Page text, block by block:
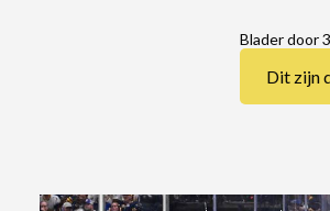
Blader door
Dit zijn